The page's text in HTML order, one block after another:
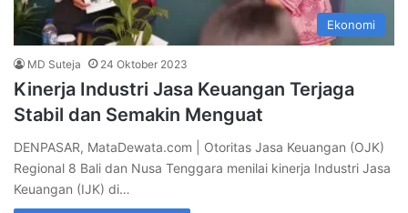
Ekonomi
MD Suteja 24 Oktober 2023
Kinerja Industri Jasa Keuangan Terjaga
Stabil dan Semakin Menguat
DENPASAR, MataDewata.com | Otoritas Jasa Keuangan (OJK)
Regional 8 Bali dan Nusa Tenggara menilai kinerja Industri Jasa
Keuangan (IJK) di…